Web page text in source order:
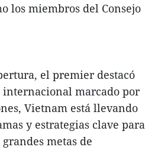
los miembros del Consejo
el premier destacó
internacional marcado por
Vietnam está llevando
y estrategias clave para
metas de